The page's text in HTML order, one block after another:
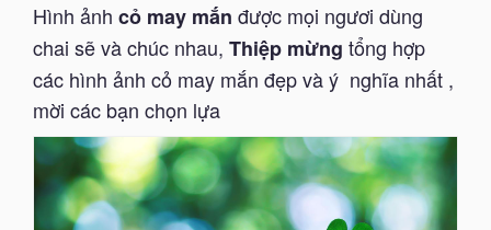
Hình ảnh cỏ may mắn được mọi ngươi dùng
chai sẽ và chúc nhau, Thiệp mừng tổng hợp
các hình ảnh cỏ may mắn đẹp và ý nghĩa nhất ,
mời các bạn chọn lựa